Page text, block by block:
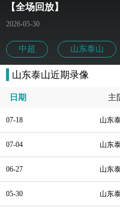
【全场回放】
2026-05-30
中超 山东泰山
山东泰山近期录像
日期 主
07-18 山东
07-04 山东
06-27 山东
05-30 山东